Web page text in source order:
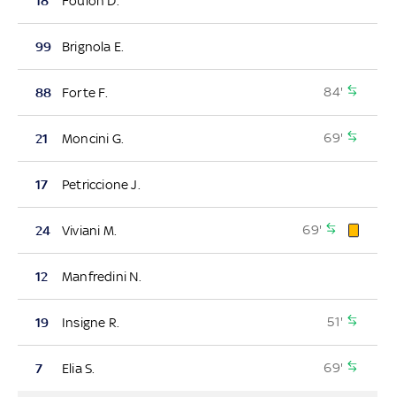
99 Brignola E.
88 Forte F. 84'
21 Moncini G. 69'
17 Petriccione J.
24 Viviani M. 69'
12 Manfredini N.
19 Insigne R. 51'
7 Elia S. 69'